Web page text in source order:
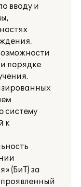
вводу и
порядке
систему
к
(БиТ) за